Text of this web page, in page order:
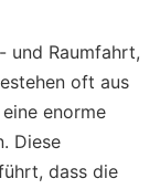
und Raumfahrt,
oft aus
enorme
Diese
dass die